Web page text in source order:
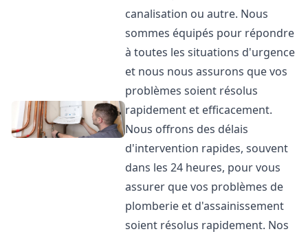
canalisation ou autre. Nous
sommes équipés pour répondre
à toutes les situations d'urgence
et nous nous assurons que vos
problèmes soient résolus
rapidement et efficacement.
Nous offrons des délais
d'intervention rapides, souvent
dans les 24 heures, pour vous
assurer que vos problèmes de
plomberie et d'assainissement
soient résolus rapidement. Nos